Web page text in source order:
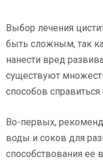
Выбор лечения
быть сложным, так
нанести вред
существуют
способов
Во-первых,
воды и соков для
способствования ее